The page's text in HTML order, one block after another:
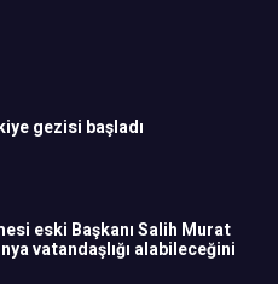
gezisi başladı
eski Başkanı Salih Murat
vatandaşlığı alabileceğini